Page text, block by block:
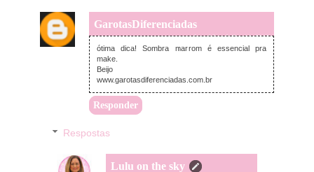
GarotasDiferenciadas
quinta-feira, julho 14, 2016
ótima dica! Sombra marrom é essencial pra
make.
Beijo
www.garotasdiferenciadas.com.br
Responder
Respostas
Lulu on the sky